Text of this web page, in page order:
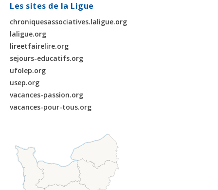
Les sites de la Ligue
chroniquesassociatives.laligue.org
laligue.org
lireetfairelire.org
sejours-educatifs.org
ufolep.org
usep.org
vacances-passion.org
vacances-pour-tous.org